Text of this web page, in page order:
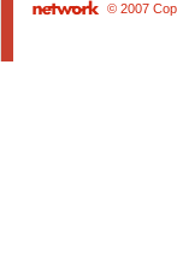
© 2007